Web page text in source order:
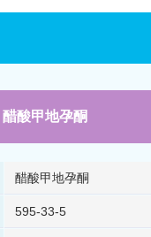
醋酸甲地孕酮
醋酸甲地孕酮
595-33-5